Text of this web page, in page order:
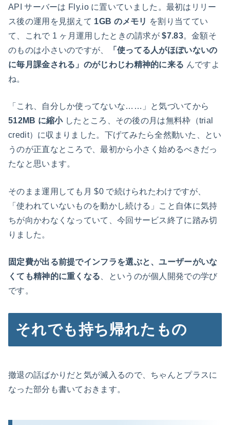
API サーバーは Fly.io に置いていました。最初はリリー
ス後の運用を見据えて 1GB のメモリ を割り当ててい
て、これで 1 ヶ月運用したときの請求が$7.83。金額そ
のものは小さいのですが、
「使ってる人がほぼいないの
に毎月課金される」のがじわじわ精神的に来る んですよ
ね。
「これ、自分しか使ってないな……」と気づいてから
512MB に縮小したところ、その後の月は無料枠（trial
credit）に収まりました。下げてみたら全然動いた、とい
うのが正直なところで、最初から小さく始めるべきだっ
たなと思います。
そのまま運用しても月 $0 で続けられたわけですが、
「使われていないものを動かし続ける」こと自体に気持
ちが向かわなくなっていて、今回サービス終了に踏み切
りました。
固定費が出る前提でインフラを選ぶと、ユーザーがいな
くても精神的に重くなる、というのが個人開発での学び
です。
それでも持ち帰れたもの
撤退の話ばかりだと気が滅入るので、ちゃんとプラスに
なった部分も書いておきます。